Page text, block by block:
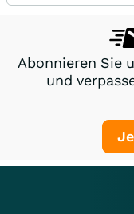
Abonnieren Sie
und